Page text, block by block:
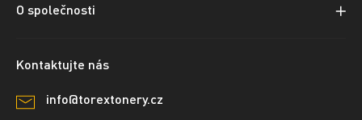
O společnosti
Kontaktujte nás
info@torextonery.cz